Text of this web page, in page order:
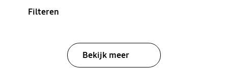
Filteren
Bekijk meer